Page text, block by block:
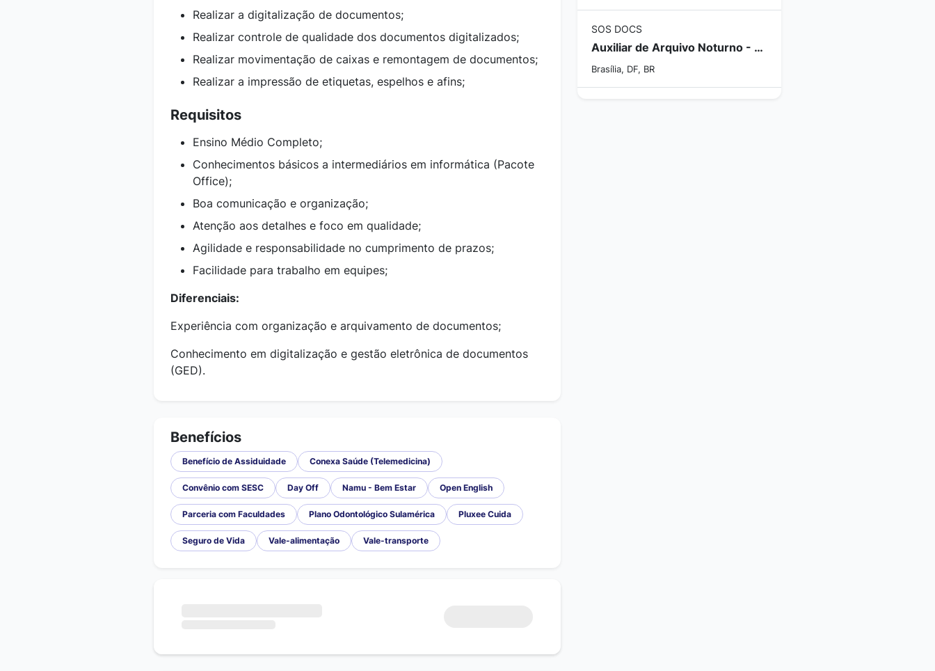
Realizar a digitalização de documentos;
Realizar controle de qualidade dos documentos digitalizados;
Realizar movimentação de caixas e remontagem de documentos;
Realizar a impressão de etiquetas, espelhos e afins;
Requisitos
Ensino Médio Completo;
Conhecimentos básicos a intermediários em informática (Pacote
Office);
Boa comunicação e organização;
Atenção aos detalhes e foco em qualidade;
Agilidade e responsabilidade no cumprimento de prazos;
Facilidade para trabalho em equipes;
Diferenciais:
Experiência com organização e arquivamento de documentos;
Conhecimento em digitalização e gestão eletrônica de documentos
(GED).
Benefícios
Benefício de Assiduidade Conexa Saúde (Telemedicina)
Convênio com SESC Day Off Namu - Bem Estar Open English
Parceria com Faculdades Plano Odontológico Sulamérica Pluxee Cuida
Seguro de Vida Vale-alimentação Vale-transporte
SOS DOCS
Auxiliar de Arquivo Noturno - Ceilândia
Brasília, DF, BR